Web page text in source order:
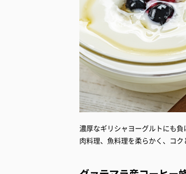
濃厚なギリシャヨーグルトにも負
肉料理、魚料理を柔らかく、コク